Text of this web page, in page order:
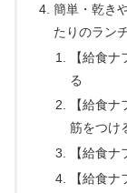
簡単・乾き
たりのラン
【給食
る
【給食
筋をつけ
【給食
【給食